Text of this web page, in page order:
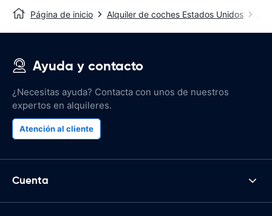
Página de inicio Alquiler de coches Estados Unidos
Ayuda y contacto
¿Necesitas ayuda? Contacta con unos de nuestros
expertos en alquileres.
Atención al cliente
Cuenta